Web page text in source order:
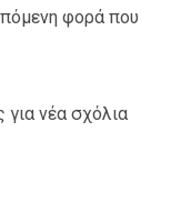
φορά που
για νέα σχόλια